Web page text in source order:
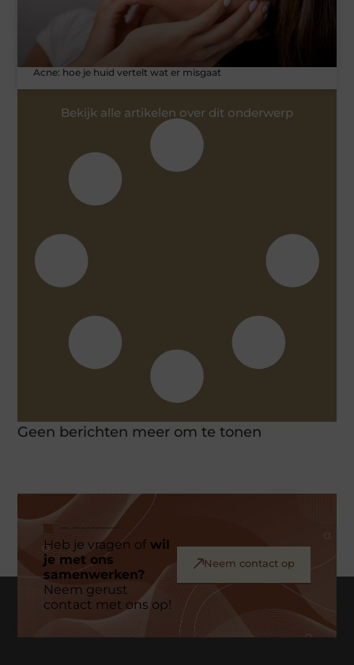
Acne: hoe je huid vertelt wat er misgaat
Bekijk alle artikelen over dit onderwerp
Geen berichten meer om te tonen
Heb je vragen ofwil
je met ons
samenwerken?
Neem gerust
contact met ons op!
Neem contact op